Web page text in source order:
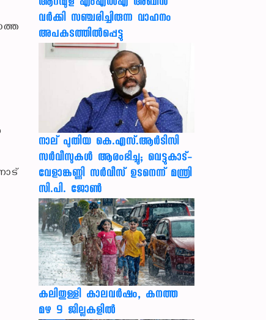
ആറന്മുള എംഎൽഎ അബിൻ
വർക്കി സഞ്ചരിച്ചിരുന്ന വാഹനം
അപകടത്തിൽപ്പെട്ടു
നാല് പുതിയ കെ.എസ്.ആർടിസി
സർവീസുകൾ ആരംഭിച്ചു; വെട്ടുകാട്-
വേളാങ്കണ്ണി സർവീസ് ഉടനെന്ന് മന്ത്രി
സി.പി. ജോൺ
കലിതുള്ളി കാലവർഷം, കനത്ത
മഴ 9 ജില്ലകളിൽ